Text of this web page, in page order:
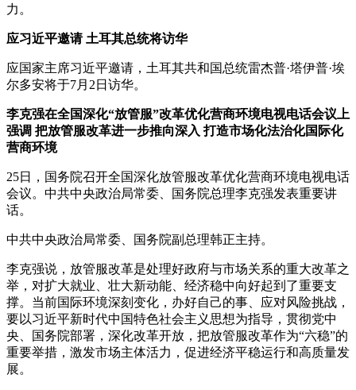
力。
应习近平邀请 土耳其总统将访华
应国家主席习近平邀请，土耳其共和国总统雷杰普·塔伊普·埃
尔多安将于7月2日访华。
李克强在全国深化“放管服”改革优化营商环境电视电话会议上
强调 把放管服改革进一步推向深入 打造市场化法治化国际化
营商环境
25日，国务院召开全国深化放管服改革优化营商环境电视电话
会议。中共中央政治局常委、国务院总理李克强发表重要讲
话。
中共中央政治局常委、国务院副总理韩正主持。
李克强说，放管服改革是处理好政府与市场关系的重大改革之
举，对扩大就业、壮大新动能、经济稳中向好起到了重要支
撑。当前国际环境深刻变化，办好自己的事、应对风险挑战，
要以习近平新时代中国特色社会主义思想为指导，贯彻党中
央、国务院部署，深化改革开放，把放管服改革作为“六稳”的
重要举措，激发市场主体活力，促进经济平稳运行和高质量发
展。